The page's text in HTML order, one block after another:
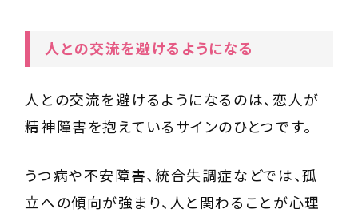
人との交流を避けるようになる
人との交流を避けるようになるのは、恋人が
精神障害を抱えているサインのひとつです。
うつ病や不安障害、統合失調症などでは、孤
立への傾向が強まり、人と関わることが心理